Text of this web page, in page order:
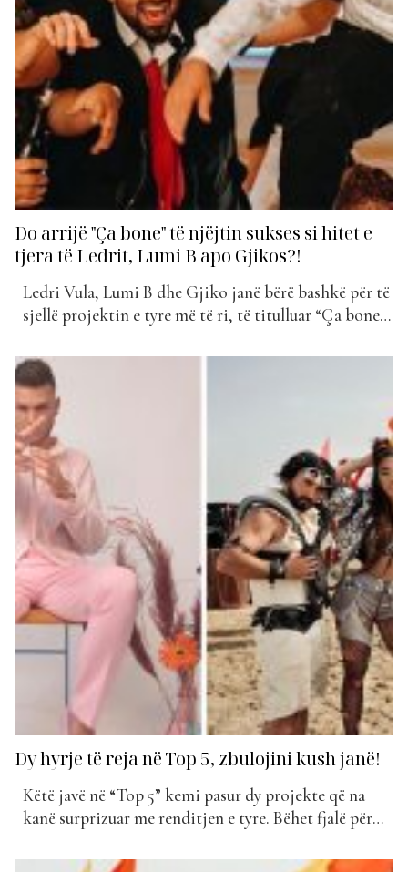
Do arrijë "Ça bone" të njëjtin sukses si hitet e
tjera të Ledrit, Lumi B apo Gjikos?!
Ledri Vula, Lumi B dhe Gjiko janë bërë bashkë për të
sjellë projektin e tyre më të ri, të titulluar “Ça bone”
List” këtë javë. Ky bashkëpunim është një nga ata që
fansat mezi prisnin që të publikohej dhe shumë
shpejt...
Dy hyrje të reja në Top 5, zbulojini kush janë!
Këtë javë në “Top 5” kemi pasur dy projekte që na
kanë surprizuar me renditjen e tyre. Bëhet fjalë për
rendit në vend të tretë dhe bashkëpunimi i Melindas,